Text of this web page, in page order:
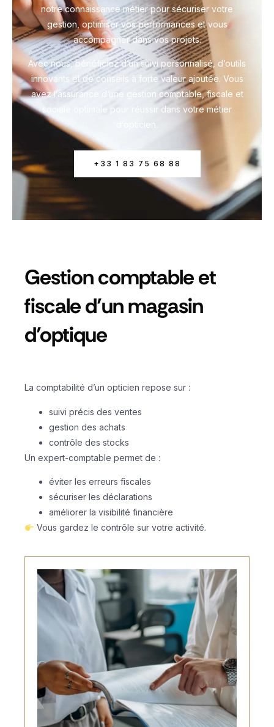
notre connaissance métier pour sécuriser votre
gestion, optimiser vos performances et vous
accompagner dans vos projets.
Avec nous, bénéficiez d’un suivi personnalisé, d’outils
innovants et de conseils à forte valeur ajoutée. Vous
avez l’assurance d’une gestion comptable, fiscale et
sociale optimale pour réussir dans votre métier
d’opticien.
+33 1 83 75 68 88
Gestion comptable et
fiscale d’un magasin
d’optique
La comptabilité d’un opticien repose sur :
suivi précis des ventes
gestion des achats
contrôle des stocks
Un expert-comptable permet de :
éviter les erreurs fiscales
sécuriser les déclarations
améliorer la visibilité financière
Vous gardez le contrôle sur votre activité.